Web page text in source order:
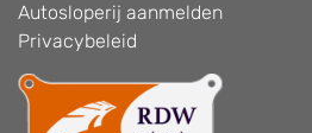
Autosloperij aanmelden
Privacybeleid